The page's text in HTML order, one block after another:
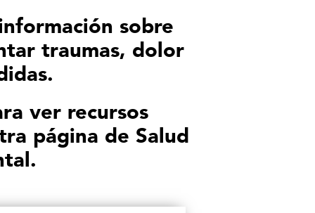
sobre
traumas, dolor
ver recursos
página de Salud